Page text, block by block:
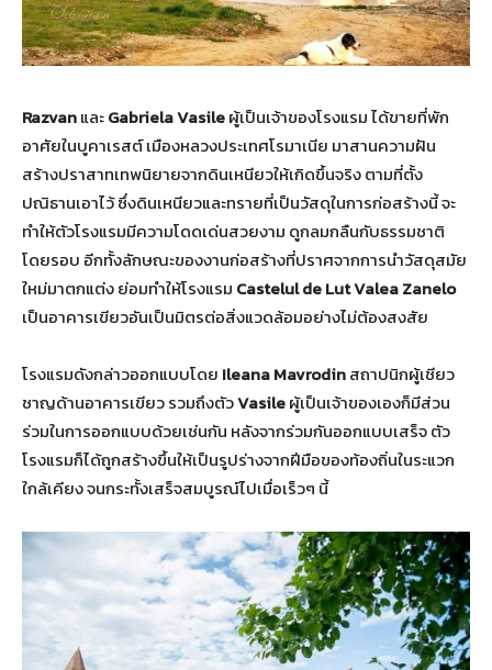
RazvanและGabriela Vasileผู้เป็นเจ้าของโรงแรม ได้ขายที่พัก
อาศัยในบูคาเรสต์ เมืองหลวงประเทศโรมาเนีย มาสานความฝัน
สร้างปราสาทเทพนิยายจากดินเหนียวให้เกิดขึ้นจริง ตามที่ตั้ง
ปณิธานเอาไว้ ซึ่งดินเหนียวและทรายที่เป็นวัสดุในการก่อสร้างนี้ จะ
ทำให้ตัวโรงแรมมีความโดดเด่นสวยงาม ดูกลมกลืนกับธรรมชาติ
โดยรอบ อีกทั้งลักษณะของงานก่อสร้างที่ปราศจากการนำวัสดุสมัย
ใหม่มาตกแต่ง ย่อมทำให้โรงแรม Castelul de Lut Valea Zanelo
เป็นอาคารเขียวอันเป็นมิตรต่อสิ่งแวดล้อมอย่างไม่ต้องสงสัย
โรงแรมดังกล่าวออกแบบโดย Ileana Mavrodinสถาปนิกผู้เชียว
ชาญด้านอาคารเขียว รวมถึงตัวVasileผู้เป็นเจ้าของเองก็มีส่วน
ร่วมในการออกแบบด้วยเช่นกัน หลังจากร่วมกันออกแบบเสร็จ ตัว
โรงแรมก็ได้ถูกสร้างขึ้นให้เป็นรูปร่างจากฝีมือของท้องถิ่นในระแวก
ใกล้เคียง จนกระทั้งเสร็จสมบูรณ์ไปเมื่อเร็วๆ นี้